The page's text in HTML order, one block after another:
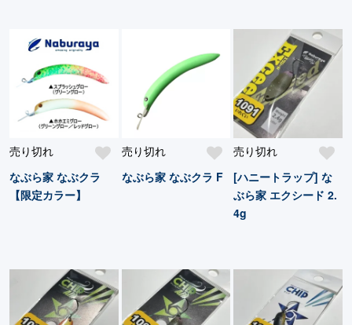
売り切れ
なぶら家 なぶクラ
【限定カラー】
売り切れ
なぶら家 なぶクラ F
売り切れ
[ハニートラップ] な
ぶら家 エクシード 2.
4g